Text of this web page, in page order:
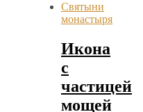
Святыни
монастыря
Икона
с
частицей
мощей